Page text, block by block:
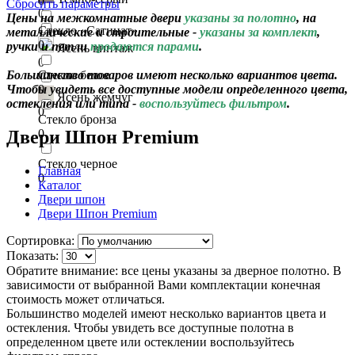
0
Ясень винтаж
0
Ясень жемчуг
0
Стекло «Сатинат»
0
Стекло белое
0
Стекло бронза
0
Стекло черное
0
Сбросить параметры
Цены на межкомнатные двери указаны за полотно, на
металлические и строительные - указаны за комплект,
ручки и петлипродаются парами.
Большинство товаров имеют несколько вариантов цвета.
Чтобы увидеть все доступные модели определенного цвета,
остекления или типа - воспользуйтесь фильтром.
Двери Шпон Premium
Главная
Каталог
Двери шпон
Двери Шпон Premium
Сортировка:
Показать:
Обратите внимание: все цены указаны за дверное полотно. В
зависимости от выбранной Вами комплектации конечная
стоимость может отличаться.
Большинство моделей имеют несколько вариантов цвета и
остекления. Чтобы увидеть все доступные полотна в
определенном цвете или остеклении воспользуйтесь